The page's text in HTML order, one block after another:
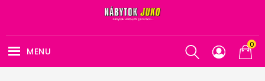
0
MENU